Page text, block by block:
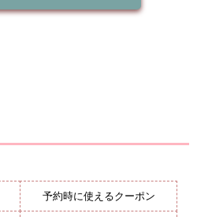
予約時に使えるクーポン